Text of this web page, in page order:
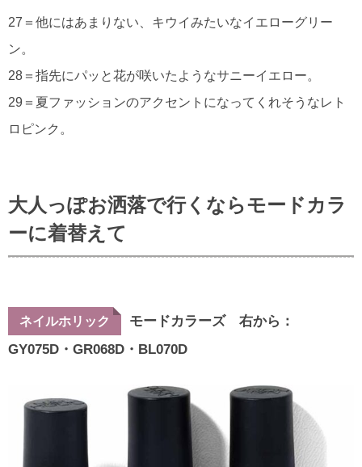
27＝他にはあまりない、キウイみたいなイエローグリー
ン。
28＝指先にパッと花が咲いたようなサニーイエロー。
29＝夏ファッションのアクセントになってくれそうなレト
ロピンク。
大人っぽお洒落で行くならモードカラ
ーに着替えて
ネイルホリック
モードカラーズ 右から：
GY075D・GR068D・BL070D